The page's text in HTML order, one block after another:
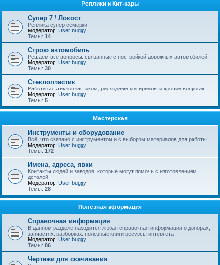
Реплики и Кит-кары
Супер 7 / Локост
Реплика супер семерки
Модератор: User buggy
Темы: 14
Строю автомобиль
Решаем все вопросы, связанные с постройкой дорожных автомобилей.
Модератор: User buggy
Темы: 30
Стеклопластик
Работа со стеклопластиком, расходные материалы и прочие вопросы
Модератор: User buggy
Темы: 5
Мастерская
Инструменты и оборудование
Всё, что связано с инструментом и с выбором материалов для работы
Модератор: User buggy
Темы: 172
Имена, адреса, явки
Контакты людей и заводов, которые могут помочь с изготовлением
деталей
Модератор: User buggy
Темы: 28
Полезная иформация
Справочная информация
В данном разделе находится любая справочная информация о донорах,
запчастях, разборках, полезные книги ресурсы интернета
Модератор: User buggy
Темы: 86
Чертежи для скачивания